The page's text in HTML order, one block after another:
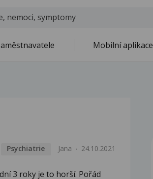
Mobilní aplikace
Psychiatrie Jana 24.10.2021
3 roky je to horší. Pořád